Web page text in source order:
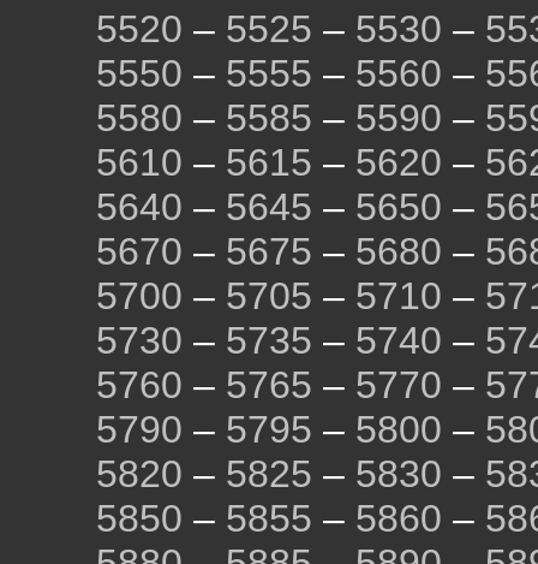
5520 – 5525 – 5530 –
5550 – 5555 – 5560 –
5580 – 5585 – 5590 –
5610 – 5615 – 5620 –
5640 – 5645 – 5650 –
5670 – 5675 – 5680 –
5700 – 5705 – 5710 –
5730 – 5735 – 5740 –
5760 – 5765 – 5770 –
5790 – 5795 – 5800 –
5820 – 5825 – 5830 –
5850 – 5855 – 5860 –